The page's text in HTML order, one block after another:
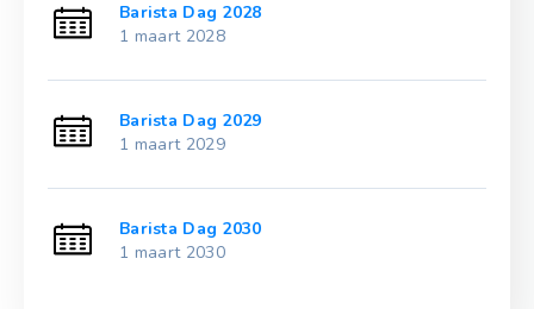
Barista Dag 2028
1 maart 2028
Barista Dag 2029
1 maart 2029
Barista Dag 2030
1 maart 2030